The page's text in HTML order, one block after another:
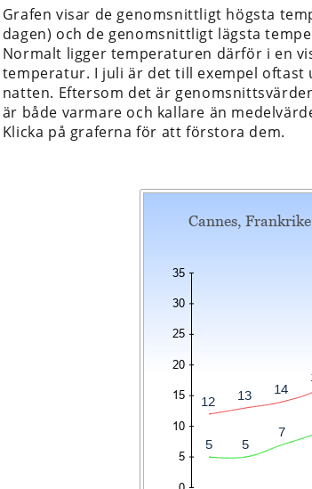
Grafen visar de genomsnittligt högsta
dagen) och de genomsnittligt lägsta
Normalt ligger temperaturen därför i en
temperatur. I juli är det till exempel oftast
natten. Eftersom det är
är både varmare och kallare än
Klicka på graferna för att förstora dem.